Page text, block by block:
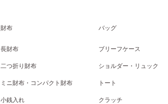
財布
長財布
二つ折り財布
ミニ財布・コンパクト財布
小銭入れ
バッグ
ブリーフケース
ショルダー・リュック
トート
クラッチ